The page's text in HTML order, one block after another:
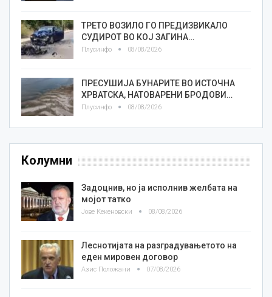
ТРЕТО ВОЗИЛО ГО ПРЕДИЗВИКАЛО
СУДИРОТ ВО КОЈ ЗАГИНА…
Плусинфо 08/08/2026
ПРЕСУШИЈА БУНАРИТЕ ВО ИСТОЧНА
ХРВАТСКА, НАТОВАРЕНИ БРОДОВИ…
Плусинфо 08/08/2026
Колумни
Задоцнив, но ја исполнив желбата на
мојот татко
Јове Кекеновски 08/08/2026
Леснотијата на разградувањетото на
еден мировен договор
Азис Положани 07/08/2026